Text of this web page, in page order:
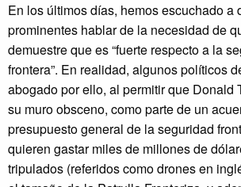
En los últimos días, hemos escuchado a
prominentes hablar de la necesidad de
demuestre que es “fuerte respecto a la
frontera”. En realidad, algunos políticos
abogado por ello, al permitir que Donald
su muro obsceno, como parte de un
presupuesto general de la seguridad
quieren gastar miles de millones de
tripulados (referidos como drones en